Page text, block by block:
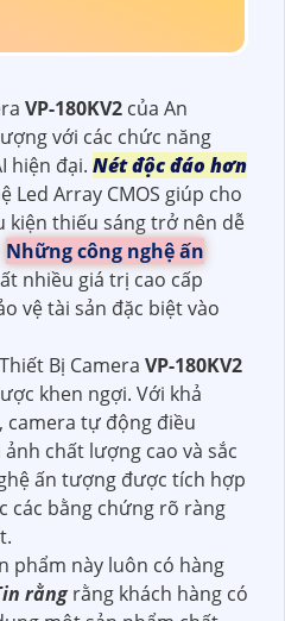
VP-180KV2 của An
với các chức năng
hiện đại. Nét độc đáo hơn
Led Array CMOS giúp cho
kiện thiếu sáng trở nên dễ
Những công nghệ ấn
nhiều giá trị cao cấp
vệ tài sản đặc biệt vào
Bị Camera VP-180KV2
khen ngợi. Với khả
camera tự động điều
chất lượng cao và sắc
ấn tượng được tích hợp
các bằng chứng rõ ràng
phẩm này luôn có hàng
rằngrằng khách hàng có